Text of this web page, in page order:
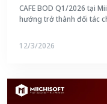
CAFE BOD Q1/2026 tại
hướng trở thành đối tác
12/3/2026